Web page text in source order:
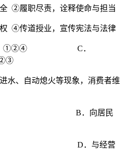
②履职尽责，诠释使命与担当
④传道授业，宣传宪法与法律
①②④ C．
水、自动熄火等现象，消费者维
报警 B．向居民
仲裁 D．与经营